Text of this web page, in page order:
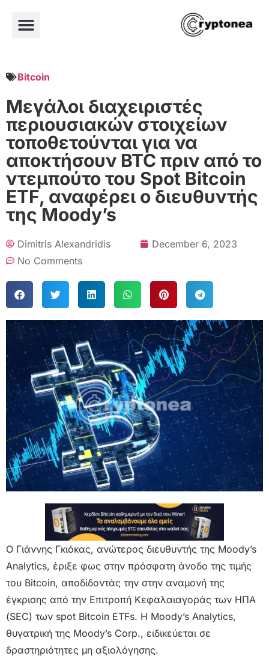
Bitcoin
Μεγάλοι διαχειριστές
περιουσιακών στοιχείων
τοποθετούνται για να
αποκτήσουν BTC πριν από το
ντεμπούτο του Spot Bitcoin
ETF, αναφέρει ο διευθυντής
της Moody’s
Dimitris Alexandridis
December 6, 2023
No Comments
Ο Γιάννης Γκιόκας, ανώτερος διευθυντής της Moody’s
Analytics, έριξε φως στην πρόσφατη άνοδο της τιμής
του Bitcoin, αποδίδοντάς την στην αναμονή της
έγκρισης από την Επιτροπή Κεφαλαιαγοράς των ΗΠΑ
(SEC) των spot Bitcoin ETFs. Η Moody’s Analytics,
θυγατρική της Moody’s Corp., ειδικεύεται σε
δραστηριότητες μη αξιολόγησης.